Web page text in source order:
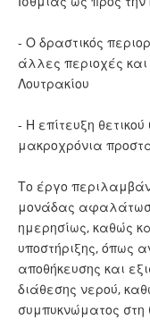
- Ο δραστικός
άλλες περιοχές
Λουτρακίου
- Η επίτευξη θετικού
μακροχρόνια
Το έργο
μονάδας
ημερησίως, καθώς
υποστήριξης, όπως
αποθήκευσης και
διάθεσης νερού,
συμπυκνώματος